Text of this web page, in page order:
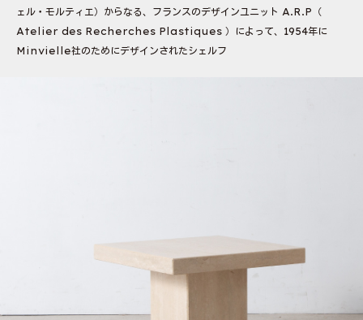
ェル・モルティエ）からなる、フランスのデザインユニット A.R.P（
Atelier des Recherches Plastiques ）によって、1954年に
Minvielle社のためにデザインされたシェルフ